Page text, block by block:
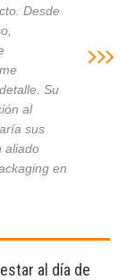
Desde
Su
al
sus
aliado
en
al día de